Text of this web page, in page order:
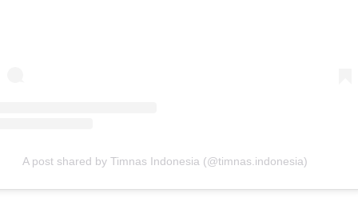
A post shared by Timnas Indonesia (@timnas.indonesia)